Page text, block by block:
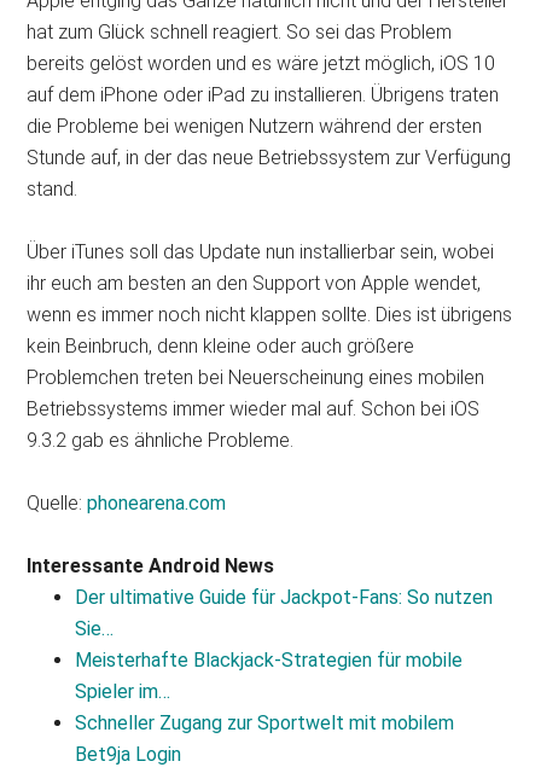
hat zum Glück schnell reagiert. So sei das Problem
bereits gelöst worden und es wäre jetzt möglich, iOS 10
auf dem iPhone oder iPad zu installieren. Übrigens traten
die Probleme bei wenigen Nutzern während der ersten
Stunde auf, in der das neue Betriebssystem zur Verfügung
stand.
Über iTunes soll das Update nun installierbar sein, wobei
ihr euch am besten an den Support von Apple wendet,
wenn es immer noch nicht klappen sollte. Dies ist übrigens
kein Beinbruch, denn kleine oder auch größere
Problemchen treten bei Neuerscheinung eines mobilen
Betriebssystems immer wieder mal auf. Schon bei iOS
9.3.2 gab es ähnliche Probleme.
Quelle:phonearena.com
Interessante Android News
Der ultimative Guide für Jackpot‑Fans: So nutzen
Sie…
Meisterhafte Blackjack‑Strategien für mobile
Spieler im…
Schneller Zugang zur Sportwelt mit mobilem
Bet9ja Login